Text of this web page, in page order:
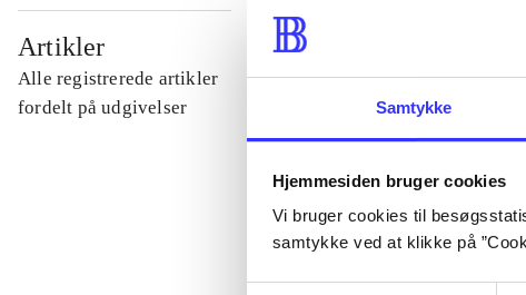
Samtykke
Hjemmesiden bruger cookies
Vi bruger cookies til
samtykke ved at klikke på
Artikler
Alle registrerede artikler
fordelt på udgivelser
...
...
...